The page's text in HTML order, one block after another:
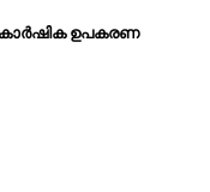
കാർഷിക ഉപകരണ